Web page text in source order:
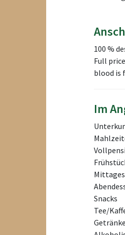
100 %
Full
blood is
Im
Snacks
Tee/
Getränke